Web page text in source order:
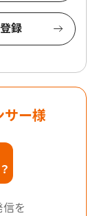
録
サー様
を